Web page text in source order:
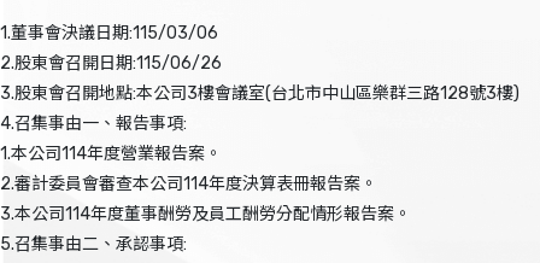
害關係人溝通
1.董事會決議日期:115/03/06
2.股東會召開日期:115/06/26
3.股東會召開地點:本公司3樓會議室(台北市中山區樂群三路128號3樓)
4.召集事由一、報告事項:
1.本公司114年度營業報告案。
2.審計委員會審查本公司114年度決算表冊報告案。
3.本公司114年度董事酬勞及員工酬勞分配情形報告案。
5.召集事由二、承認事項: